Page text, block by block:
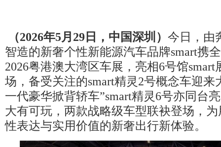
（2026年5月 29 日， 中国深圳 ） 今日，由
智造的新奢个性新能源汽车品牌smart携
2026粤港澳大湾区车展，亮相6号馆smart
场，备受关注的smart精灵2号概念车迎来
一代豪华掀背轿车”smart精灵6号亦同台
大有可玩，两款战略级车型联袂登场，
性表达与实用价值的新奢出行新体验。